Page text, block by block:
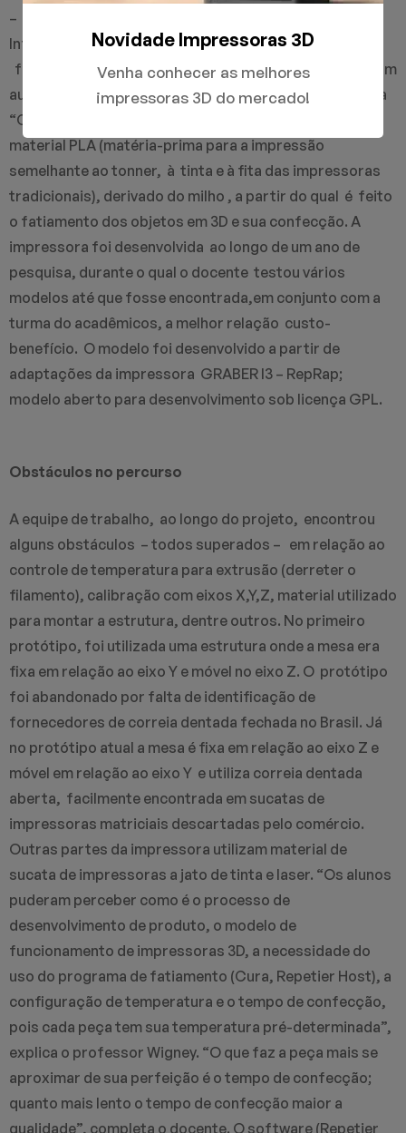
– curso “Técnico em Manutenção e Suporte em
Informática” do PRONATEC-Projeção de Taguating –
foi desenvolvida pelo professor Wigney Francisco, com
auxílio dos estudantes da turma do turno noturno, uma
“CNC – Hot End” (Impressora 3D) que trabalha com
material PLA (matéria-prima para a impressão
semelhante ao tonner, à tinta e à fita das impressoras
tradicionais), derivado do milho , a partir do qual é feito
o fatiamento dos objetos em 3D e sua confecção. A
impressora foi desenvolvida ao longo de um ano de
pesquisa, durante o qual o docente testou vários
modelos até que fosse encontrada,em conjunto com a
turma do acadêmicos, a melhor relação custo-
benefício. O modelo foi desenvolvido a partir de
adaptações da impressora GRABER I3 – RepRap;
modelo aberto para desenvolvimento sob licença GPL.
Obstáculos no percurso
A equipe de trabalho, ao longo do projeto, encontrou
alguns obstáculos – todos superados – em relação ao
controle de temperatura para extrusão (derreter o
filamento), calibração com eixos X,Y,Z, material utilizado
para montar a estrutura, dentre outros. No primeiro
protótipo, foi utilizada uma estrutura onde a mesa era
fixa em relação ao eixo Y e móvel no eixo Z. O protótipo
foi abandonado por falta de identificação de
fornecedores de correia dentada fechada no Brasil. Já
no protótipo atual a mesa é fixa em relação ao eixo Z e
móvel em relação ao eixo Y e utiliza correia dentada
aberta, facilmente encontrada em sucatas de
impressoras matriciais descartadas pelo comércio.
Outras partes da impressora utilizam material de
sucata de impressoras a jato de tinta e laser. “Os alunos
puderam perceber como é o processo de
desenvolvimento de produto, o modelo de
funcionamento de impressoras 3D, a necessidade do
uso do programa de fatiamento (Cura, Repetier Host), a
configuração de temperatura e o tempo de confecção,
pois cada peça tem sua temperatura pré-determinada”,
explica o professor Wigney. “O que faz a peça mais se
aproximar de sua perfeição é o tempo de confecção;
quanto mais lento o tempo de confecção maior a
qualidade”, completa o docente. O software (Repetier
Novidade Impressoras 3D
Venha conhecer as melhores
impressoras 3D do mercado!